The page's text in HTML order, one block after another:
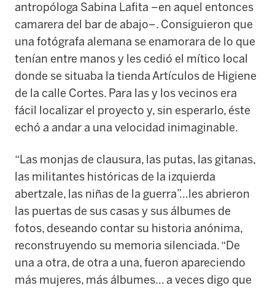
antropóloga Sabina Lafita –en aquel entonces
camarera del bar de abajo–. Consiguieron que
una fotógrafa alemana se enamorara de lo que
tenían entre manos y les cedió el mítico local
donde se situaba la tienda Artículos de Higiene
de la calle Cortes. Para las y los vecinos era
fácil localizar el proyecto y, sin esperarlo, éste
echó a andar a una velocidad inimaginable.
“Las monjas de clausura, las putas, las gitanas,
las militantes históricas de la izquierda
abertzale, las niñas de la guerra”…les abrieron
las puertas de sus casas y sus álbumes de
fotos, deseando contar su historia anónima,
reconstruyendo su memoria silenciada. “De
una a otra, de otra a una, fueron apareciendo
más mujeres, más álbumes… a veces digo que